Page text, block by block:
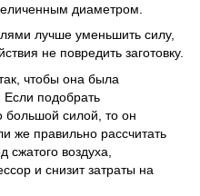
диаметром.
лучше уменьшить силу,
не повредить заготовку.
чтобы она была
Если подобрать
большой силой, то он
же правильно рассчитать
сжатого воздуха,
и снизит затраты на